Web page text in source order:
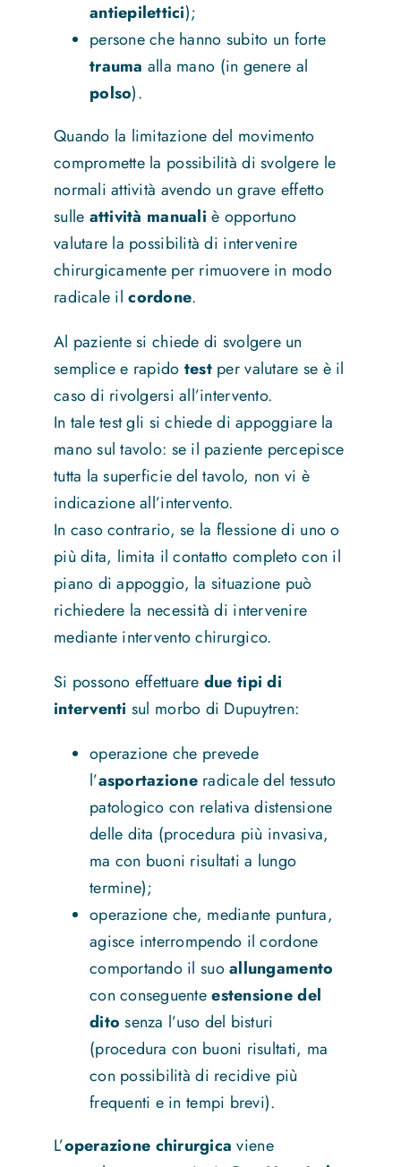
antiepilettici);
persone che hanno subito un forte
trauma alla mano (in genere al
polso).
Quando la limitazione del movimento
compromette la possibilità di svolgere le
normali attività avendo un grave effetto
sulle attività manuali è opportuno
valutare la possibilità di intervenire
chirurgicamente per rimuovere in modo
radicale ilcordone.
Al paziente si chiede di svolgere un
semplice e rapido testper valutare se è il
caso di rivolgersi all’intervento.
In tale test gli si chiede di appoggiare la
mano sul tavolo: se il paziente percepisce
tutta la superficie del tavolo, non vi è
indicazione all’intervento.
In caso contrario, se la flessione di uno o
più dita, limita il contatto completo con il
piano di appoggio, la situazione può
richiedere la necessità di intervenire
mediante intervento chirurgico.
Si possono effettuare due tipi di
interventi sul morbo di Dupuytren:
operazione che prevede
l’asportazioneradicale del tessuto
patologico con relativa distensione
delle dita (procedura più invasiva,
ma con buoni risultati a lungo
termine);
operazione che, mediante puntura,
agisce interrompendo il cordone
comportando il suoallungamento
con conseguenteestensione del
dito senza l’uso del bisturi
(procedura con buoni risultati, ma
con possibilità di recidive più
frequenti e in tempi brevi).
L’operazione chirurgica viene